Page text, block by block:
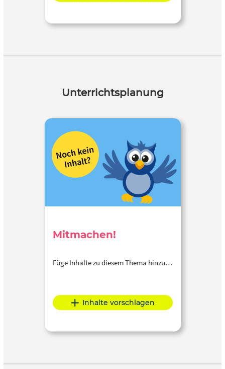
Unterrichtsplanung
Mitmachen!
Füge Inhalte zu diesem Thema hinzu…
Inhalte vorschlagen